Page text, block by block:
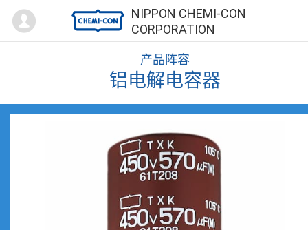
NIPPON CHEMI-CON
CORPORATION
Mypage
产品阵容
铝电解电容器